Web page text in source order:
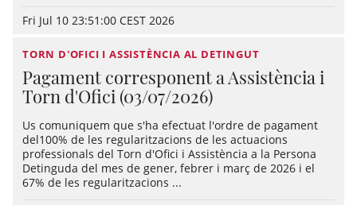
Fri Jul 10 23:51:00 CEST 2026
TORN D'OFICI I ASSISTÈNCIA AL DETINGUT
Pagament corresponent a Assistència i
Torn d'Ofici (03/07/2026)
Us comuniquem que s'ha efectuat l'ordre de pagament
del100% de les regularitzacions de les actuacions
professionals del Torn d'Ofici i Assistència a la Persona
Detinguda del mes de gener, febrer i març de 2026 i el
67% de les regularitzacions ...